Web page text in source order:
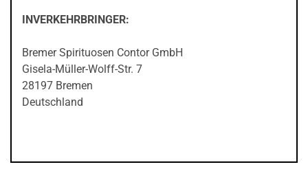
INVERKEHRBRINGER:
Bremer Spirituosen Contor GmbH
Gisela-Müller-Wolff-Str. 7
28197 Bremen
Deutschland